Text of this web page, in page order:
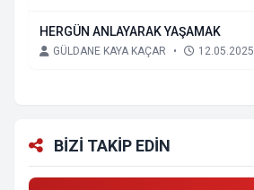
HERGÜN ANLAYARAK YAŞAMAK
GÜLDANE KAYA KAÇAR • 12.05.2025
BİZİ TAKİP EDİN